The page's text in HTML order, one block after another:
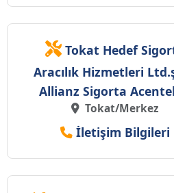
Tokat Hedef
Aracılık Hizmetleri
Allianz Sigorta
Tokat/Merkez
İletişim Bilgileri